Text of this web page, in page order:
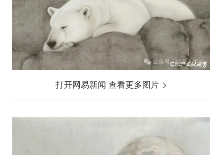
打开网易新闻 查看更多图片